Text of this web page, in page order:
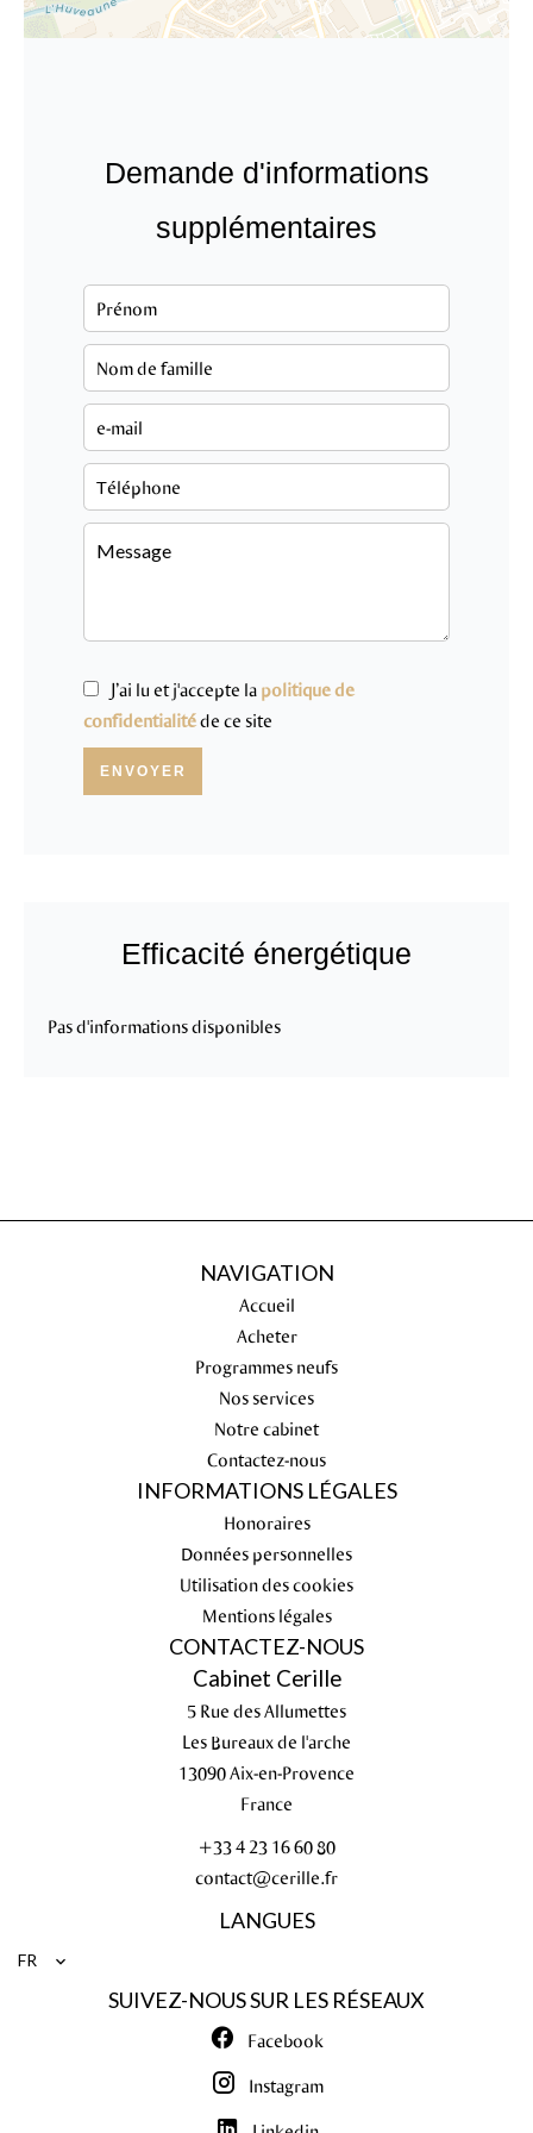
Demande d'informations
supplémentaires
J’ai lu et j'accepte la politique de
confidentialitéde ce site
ENVOYER
Efficacité énergétique
Pas d'informations disponibles
NAVIGATION
Accueil
Acheter
Programmes neufs
Nos services
Notre cabinet
Contactez-nous
INFORMATIONS LÉGALES
Honoraires
Données personnelles
Utilisation des cookies
Mentions légales
CONTACTEZ-NOUS
Cabinet Cerille
5 Rue des Allumettes
Les Bureaux de l'arche
13090Aix-en-Provence
France
+33 4 23 16 60 80
contact@cerille.fr
LANGUES
FR
SUIVEZ-NOUS SUR LES RÉSEAUX
Facebook
Instagram